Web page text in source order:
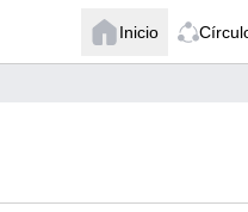
Inicio